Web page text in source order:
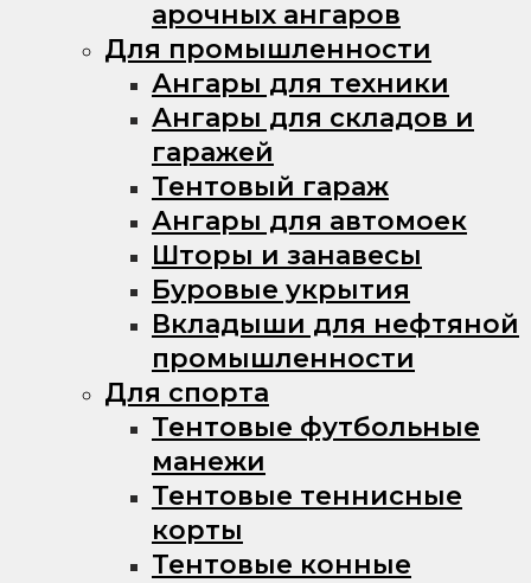
арочных ангаров
Для промышленности
Ангары для техники
Ангары для складов и
гаражей
Тентовый гараж
Ангары для автомоек
Шторы и занавесы
Буровые укрытия
Вкладыши для нефтяной
промышленности
Для спорта
Тентовые футбольные
манежи
Тентовые теннисные
корты
Тентовые конные